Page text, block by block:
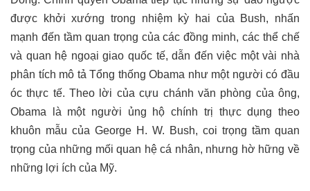
được khởi xướng trong nhiệm kỳ hai của Bush, nhấn
mạnh đến tầm quan trọng của các đồng minh, các thể chế
và quan hệ ngoại giao quốc tế, dẫn đến việc một vài nhà
phân tích mô tả Tổng thống Obama như một người có đầu
óc thực tế. Theo lời của cựu chánh văn phòng của ông,
Obama là một người ủng hộ chính trị thực dụng theo
khuôn mẫu của George H. W. Bush, coi trọng tầm quan
trọng của những mối quan hệ cá nhân, nhưng hờ hững về
những lợi ích của Mỹ.